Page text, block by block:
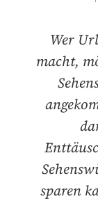
Wer
macht,
sparen